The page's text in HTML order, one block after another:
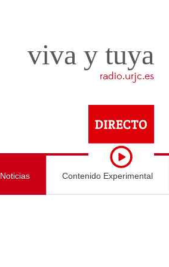
viva y tuya
radio.urjc.es
Noticias Contenido Experimental